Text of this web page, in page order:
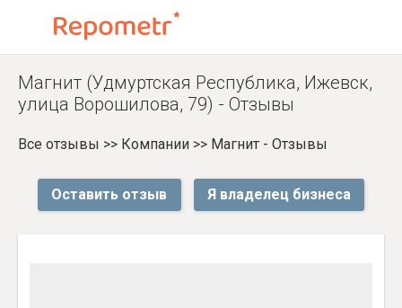
Магнит (Удмуртская Республика, Ижевск,
улица Ворошилова, 79) - Отзывы
Все отзывы >> Компании >> Магнит - Отзывы
Оставить отзыв Я владелец бизнеса